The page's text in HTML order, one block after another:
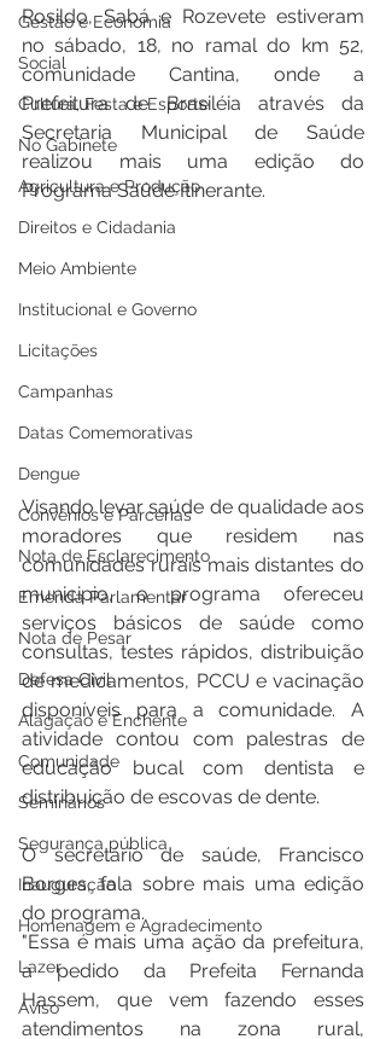
Gestão e Economia
Social
Cultura, Festa e Esporte
No Gabinete
Agricultura e Produção
Direitos e Cidadania
Meio Ambiente
Institucional e Governo
Licitações
Campanhas
Datas Comemorativas
Dengue
Convênios e Parcerias
Nota de Esclarecimento
Emenda Parlamentar
Nota de Pesar
Defesa Civil
Alagação e Enchente
Comunidade
Seminários
Segurança pública
Inauguração
Homenagem e Agradecimento
Lazer
Aviso
Rosildo, Sabá e Rozevete estiveram
no sábado, 18, no ramal do km 52,
comunidade Cantina, onde a
Prefeitura de Brasiléia através da
Secretaria Municipal de Saúde
realizou mais uma edição do
Programa Saúde Itinerante.
Visando levar saúde de qualidade aos
moradores que residem nas
comunidades rurais mais distantes do
municipio, o programa ofereceu
serviços básicos de saúde como
consultas, testes rápidos, distribuição
de medicamentos, PCCU e vacinação
disponíveis para a comunidade. A
atividade contou com palestras de
educação bucal com dentista e
distribuição de escovas de dente.
O secretário de saúde, Francisco
Borges, fala sobre mais uma edição
do programa.
"Essa é mais uma ação da prefeitura,
a pedido da Prefeita Fernanda
Hassem, que vem fazendo esses
atendimentos na zona rural,